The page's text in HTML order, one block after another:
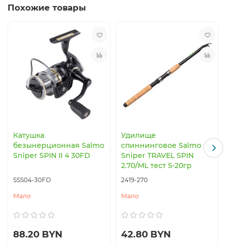
Похожие товары
Катушка
безынерционная Salmo
Sniper SPIN II 4 30FD
SSS04-30FD
Мало
88.20 BYN
Удилище
спиннинговое Salmo
Sniper TRAVEL SPIN
2.70/ML тест 5-20гр
2419-270
Мало
42.80 BYN